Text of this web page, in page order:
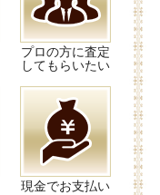
プロの方に査定
してもらいたい
現金でお支払い